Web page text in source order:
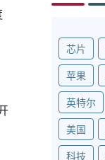
芯片
苹果
英特尔
美国
科技